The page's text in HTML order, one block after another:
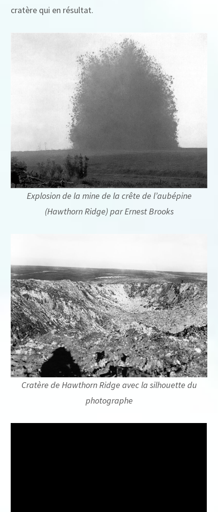
cratère qui en résultat.
Explosion de la mine de la crête de l’aubépine
(Hawthorn Ridge) par Ernest Brooks
Cratère de Hawthorn Ridge avec la silhouette du
photographe